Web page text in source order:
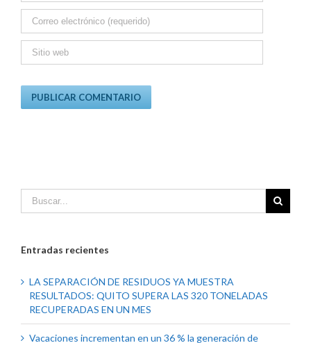
Entradas recientes
LA SEPARACIÓN DE RESIDUOS YA MUESTRA
RESULTADOS: QUITO SUPERA LAS 320 TONELADAS
RECUPERADAS EN UN MES
Vacaciones incrementan en un 36 % la generación de